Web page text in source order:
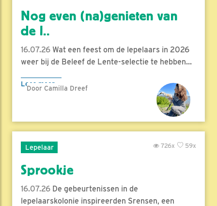
Nog even (na)genieten van
de l..
16.07.26 Wat een feest om de lepelaars in 2026
weer bij de Beleef de Lente-selectie te hebben...
Lees meer
Door Camilla Dreef
Lepelaar 59x
726x
Sprookje
16.07.26 De gebeurtenissen in de
lepelaarskolonie inspireerden Srensen, een